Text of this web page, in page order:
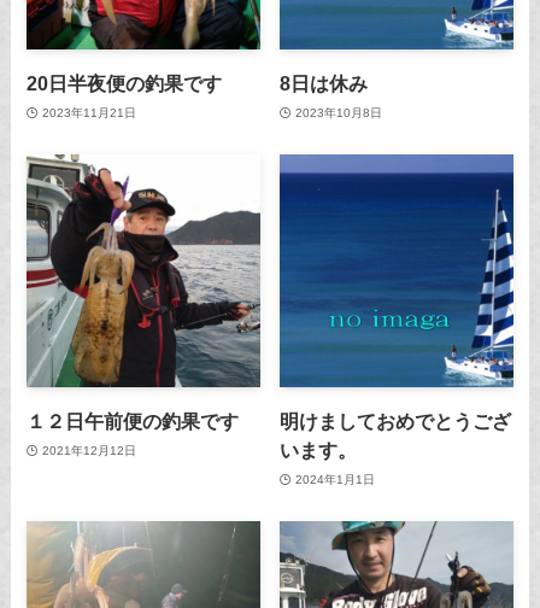
20日半夜便の釣果です
2023年11月21日
8日は休み
2023年10月8日
１２日午前便の釣果です
2021年12月12日
明けましておめでとうござ
います。
2024年1月1日